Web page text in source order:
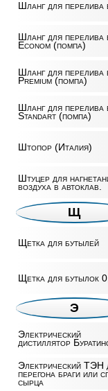
Шланг для перелива
Шланг для перелива
Econom (помпа)
Шланг для перелива
Premium (помпа)
Шланг для перелива
Standart (помпа)
Штопор (Италия)
Штуцер для
воздуха в автоклав.
Щ
Щетка для бутылей
Щетка для бутылок
Э
Электрический
дистиллятор
Электрический ТЭН
перегона браги или
сырца